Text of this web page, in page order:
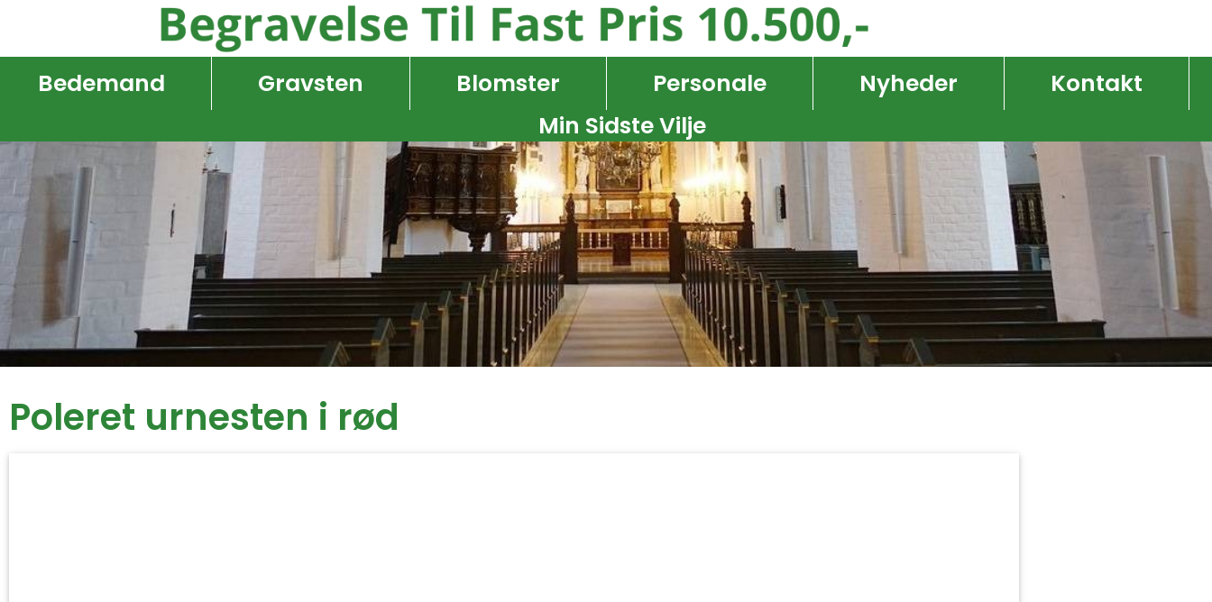
Bedemand Gravsten Blomster Personale Nyheder
Kontakt
Min Sidste Vilje
Poleret urnesten i rød